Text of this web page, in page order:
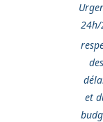
24h/
des
et